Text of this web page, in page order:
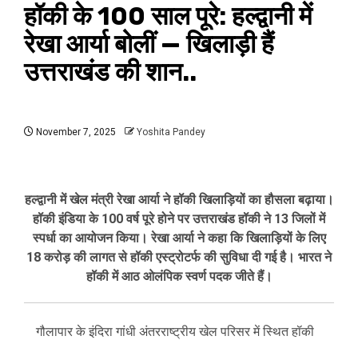
हॉकी के 100 साल पूरे: हल्द्वानी में
रेखा आर्या बोलीं — खिलाड़ी हैं
उत्तराखंड की शान..
November 7, 2025 Yoshita Pandey
हल्द्वानी में खेल मंत्री रेखा आर्या ने हॉकी खिलाड़ियों का हौसला बढ़ाया।
हॉकी इंडिया के 100 वर्ष पूरे होने पर उत्तराखंड हॉकी ने 13 जिलों में
स्पर्धा का आयोजन किया। रेखा आर्या ने कहा कि खिलाड़ियों के लिए
18 करोड़ की लागत से हॉकी एस्ट्रोटर्फ की सुविधा दी गई है। भारत ने
हॉकी में आठ ओलंपिक स्वर्ण पदक जीते हैं।
गौलापार के इंदिरा गांधी अंतरराष्ट्रीय खेल परिसर में स्थित हॉकी